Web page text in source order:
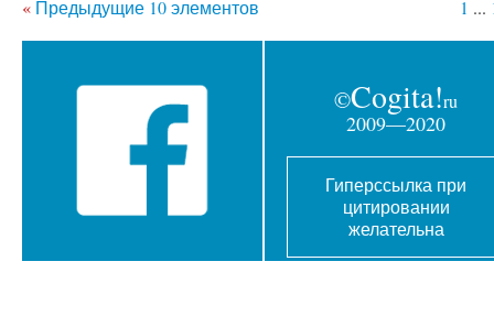
« Предыдущие 10 элементов 1 ...
©Cogita!ru
2009—2020
Гиперссылка при
цитировании
желательна